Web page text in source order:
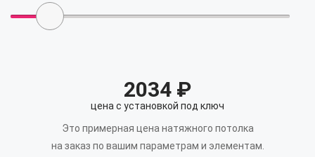
2034 ₽
цена с установкой под ключ
Это примерная цена натяжного потолка
на заказ по вашим параметрам и элементам.